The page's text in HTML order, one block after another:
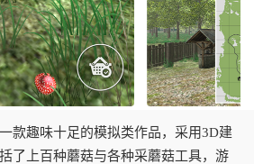
款趣味十足的模拟类作品，采用3D建
了上百种蘑菇与各种采蘑菇工具，游